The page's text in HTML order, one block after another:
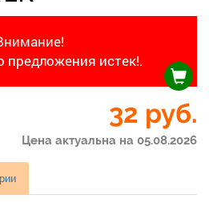
предложения истек!.
32 руб.
Цена актуальна на 05.08.2026